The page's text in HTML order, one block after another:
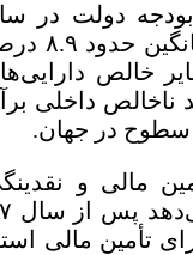
دولت در
خواهد
خالص
ناخالص داخلی
سطوح در جهان.
مالی و
تأمین مالی